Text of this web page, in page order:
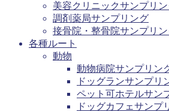
美容クリニックサンプリ
調剤薬局サンプリング
接骨院・整骨院サンプリ
各種ルート
動物
動物病院サンプリン
ドッグランサンプリ
ペット可ホテルサン
ドッグカフェサンプ